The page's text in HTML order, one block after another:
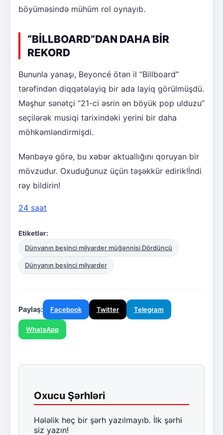
böyüməsində mühüm rol oynayıb.
“BİLLBOARD”DAN DAHA BİR
REKORD
Bununla yanaşı, Beyoncé ötən il “Billboard”
tərəfindən diqqətəlayiq bir ada layiq görülmüşdü.
Məşhur sənətçi “21-ci əsrin ən böyük pop ulduzu”
seçilərək musiqi tarixindəki yerini bir daha
möhkəmləndirmişdi.
Mənbəyə görə, bu xəbər aktuallığını qoruyan bir
mövzudur. Oxuduğunuz üçün təşəkkür edirik!İndi
rəy bildirin!
24 saat
Etiketlər:
Dünyanın beşinci milyarder müğənnisi Dördüncü
Dünyanın beşinci milyarder
Paylaş: Facebook Twitter Telegram
WhatsApp
Oxucu Şərhləri
Hələlik heç bir şərh yazılmayıb. İlk şərhi
siz yazın!